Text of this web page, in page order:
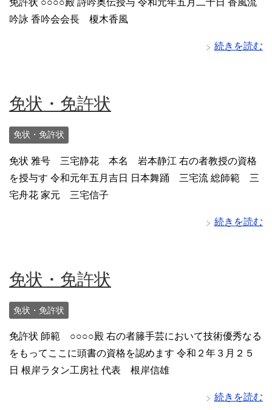
免許状 ○○○○殿 詩吟奥伝授与 令和元年五月二十日 香風流
吟詠 香吟会会長 榎木香風
続きを読む
免状・免許状
免状・免許状
免状 雅号 三宅静花 本名 岩本静江 右の者教授の資格
を授与す 令和元年五月吉日 日本舞踊 三宅流 総師範 三
宅舟花 家元 三宅信子
続きを読む
免状・免許状
免状・免許状
免許状 師範 ○○○○殿 右の者籐手芸において技術優秀なる
をもってここに頭書の資格を認めます 令和２年３月２５
日 根岸ラタン工房社 代表 根岸信雄
続きを読む